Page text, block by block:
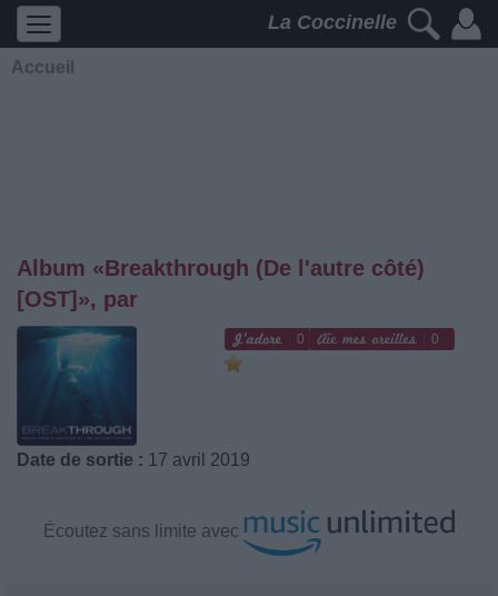
La Coccinelle
Accueil
Album «Breakthrough (De l'autre côté)
[OST]», par
0 0
Date de sortie : 17 avril 2019
Écoutez sans limite avec